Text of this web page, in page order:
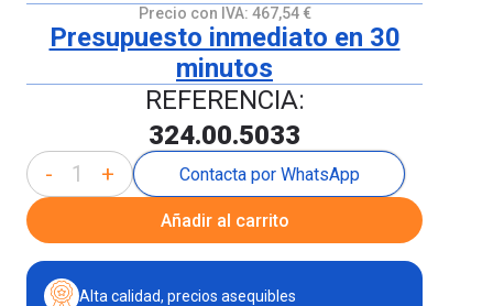
Precio con IVA: 467,54 €
Presupuesto inmediato en 30
minutos
REFERENCIA:
324.00.5033
- + Contacta por WhatsApp
Añadir al carrito
Alta calidad, precios asequibles